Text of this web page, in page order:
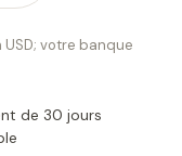
votre banque
de 30 jours